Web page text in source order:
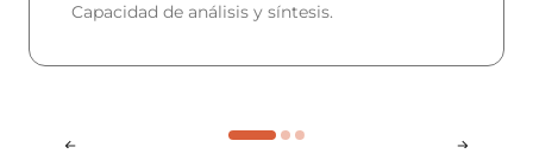
Capacidad de análisis y síntesis.